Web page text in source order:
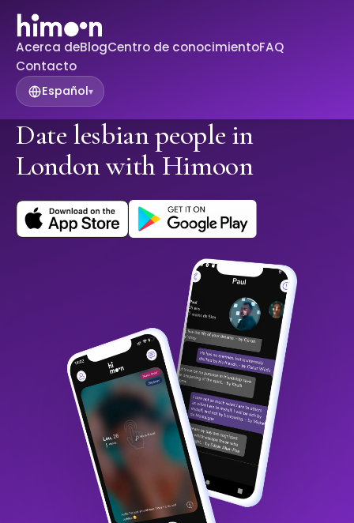
Acerca deBlogCentro de conocimientoFAQ
Contacto
Español▾
Date lesbian people in
London with Himoon